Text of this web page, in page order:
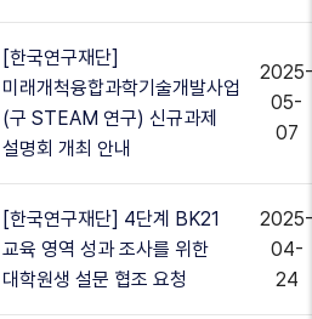
[한국연구재단]
미래개척융합과학기술개발사업
(구 STEAM 연구) 신규과제
설명회 개최 안내
2025-
05-
07
[한국연구재단] 4단계 BK21
교육 영역 성과 조사를 위한
대학원생 설문 협조 요청
2025-
04-
24